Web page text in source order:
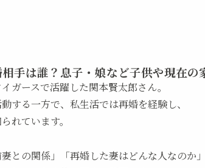
手は誰？息子・娘など子供や現在の
ガースで活躍した関本賢太郎さん。
する一方で、私生活では再婚を経験し、
れています。
との関係」「再婚した妻はどんな人なのか」